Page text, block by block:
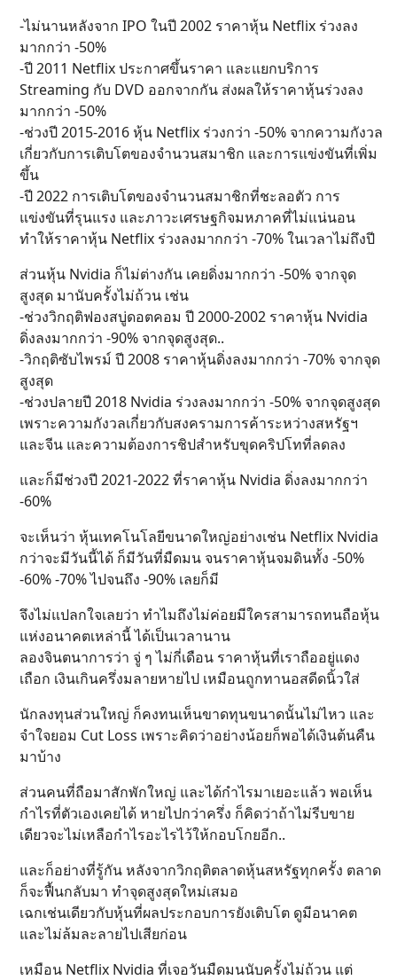
-ไม่นานหลังจาก IPO ในปี 2002 ราคาหุ้น Netflix ร่วงลง
มากกว่า -50%
-ปี 2011 Netflix ประกาศขึ้นราคา และแยกบริการ
Streaming กับ DVD ออกจากกัน ส่งผลให้ราคาหุ้นร่วงลง
มากกว่า -50%
-ช่วงปี 2015-2016 หุ้น Netflix ร่วงกว่า -50% จากความกังวล
เกี่ยวกับการเติบโตของจำนวนสมาชิก และการแข่งขันที่เพิ่ม
ขึ้น
-ปี 2022 การเติบโตของจำนวนสมาชิกที่ชะลอตัว การ
แข่งขันที่รุนแรง และภาวะเศรษฐกิจมหภาคที่ไม่แน่นอน
ทำให้ราคาหุ้น Netflix ร่วงลงมากกว่า -70% ในเวลาไม่ถึงปี
ส่วนหุ้น Nvidia ก็ไม่ต่างกัน เคยดิ่งมากกว่า -50% จากจุด
สูงสุด มานับครั้งไม่ถ้วน เช่น
-ช่วงวิกฤติฟองสบู่ดอตคอม ปี 2000-2002 ราคาหุ้น Nvidia
ดิ่งลงมากกว่า -90% จากจุดสูงสุด..
-วิกฤติซับไพรม์ ปี 2008 ราคาหุ้นดิ่งลงมากกว่า -70% จากจุด
สูงสุด
-ช่วงปลายปี 2018 Nvidia ร่วงลงมากกว่า -50% จากจุดสูงสุด
เพราะความกังวลเกี่ยวกับสงครามการค้าระหว่างสหรัฐฯ
และจีน และความต้องการชิปสำหรับขุดคริปโทที่ลดลง
และก็มีช่วงปี 2021-2022 ที่ราคาหุ้น Nvidia ดิ่งลงมากกว่า
-60%
จะเห็นว่า หุ้นเทคโนโลยีขนาดใหญ่อย่างเช่น Netflix Nvidia
กว่าจะมีวันนี้ได้ ก็มีวันที่มืดมน จนราคาหุ้นจมดินทั้ง -50%
-60% -70% ไปจนถึง -90% เลยก็มี
จึงไม่แปลกใจเลยว่า ทำไมถึงไม่ค่อยมีใครสามารถทนถือหุ้น
แห่งอนาคตเหล่านี้ ได้เป็นเวลานาน
ลองจินตนาการว่า จู่ ๆ ไม่กี่เดือน ราคาหุ้นที่เราถืออยู่แดง
เถือก เงินเกินครึ่งมลายหายไป เหมือนถูกทานอสดีดนิ้วใส่
นักลงทุนส่วนใหญ่ ก็คงทนเห็นขาดทุนขนาดนั้นไม่ไหว และ
จำใจยอม Cut Loss เพราะคิดว่าอย่างน้อยก็พอได้เงินต้นคืน
มาบ้าง
ส่วนคนที่ถือมาสักพักใหญ่ และได้กำไรมาเยอะแล้ว พอเห็น
กำไรที่ตัวเองเคยได้ หายไปกว่าครึ่ง ก็คิดว่าถ้าไม่รีบขาย
เดียวจะไม่เหลือกำไรอะไรไว้ให้กอบโกยอีก..
และก็อย่างที่รู้กัน หลังจากวิกฤติตลาดหุ้นสหรัฐทุกครั้ง ตลาด
ก็จะฟื้นกลับมา ทำจุดสูงสุดใหม่เสมอ
เฉกเช่นเดียวกับหุ้นที่ผลประกอบการยังเติบโต ดูมีอนาคต
และไม่ล้มละลายไปเสียก่อน
เหมือน Netflix Nvidia ที่เจอวันมืดมนนับครั้งไม่ถ้วน แต่